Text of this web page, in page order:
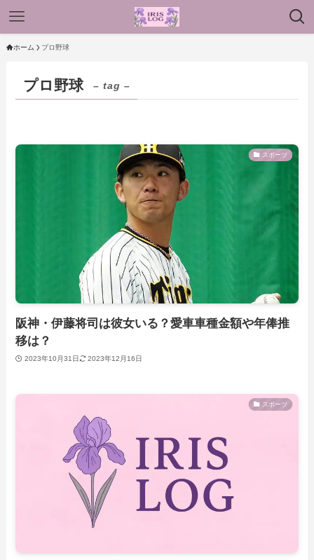
ホーム プロ野球
プロ野球 – tag –
スポーツ
阪神・伊藤将司は彼女いる？愛車車種金額や年俸推
移は？
2023年10月31日 2023年12月16日
スポーツ